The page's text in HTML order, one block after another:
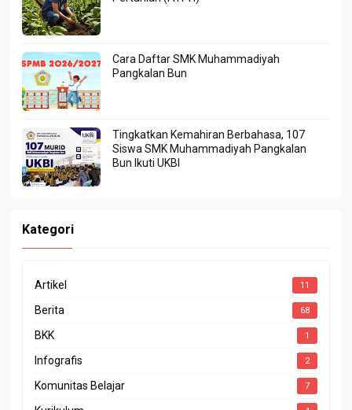
Cara Daftar SMK Muhammadiyah
Pangkalan Bun
Tingkatkan Kemahiran Berbahasa, 107
Siswa SMK Muhammadiyah Pangkalan
Bun Ikuti UKBI
Kategori
Artikel 11
Berita 68
BKK 1
Infografis 2
Komunitas Belajar 7